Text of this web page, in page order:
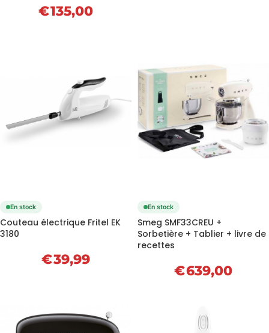
€135,00
En stock
Couteau électrique Fritel EK
3180
€39,99
En stock
Smeg SMF33CREU +
Sorbetière + Tablier + livre de
recettes
€639,00